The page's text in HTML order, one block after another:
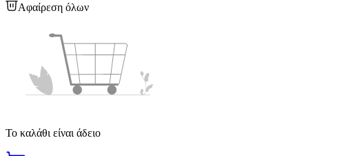
Αφαίρεση όλων
Το καλάθι είναι άδειο